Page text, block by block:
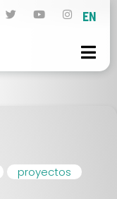
EN
proyectos